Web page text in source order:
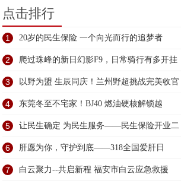
点击排行
1 20岁的民生保险 一个向光而行的追梦者
2 爬过珠峰的新日幻影F9，日常骑行有多开挂
3 以野为盟 生辰同庆！兰州野超挑战完美收官
4 东莞冬至不宅家！BJ40 燃油硬核解锁越
5 让民生确定 为民生服务——民生保险开业二
6 肝愿为你，守护到底——318全国爱肝日
7 白云聚力--共启新程 福安市白云应急救援